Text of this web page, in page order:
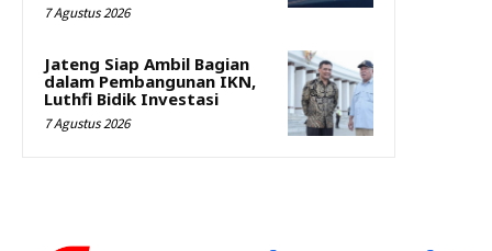
7 Agustus 2026
Jateng Siap Ambil Bagian
dalam Pembangunan IKN,
Luthfi Bidik Investasi
7 Agustus 2026